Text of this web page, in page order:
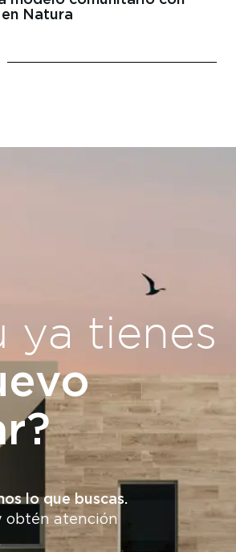
Natura
ya tienes
lo que buscas.
obtén atención